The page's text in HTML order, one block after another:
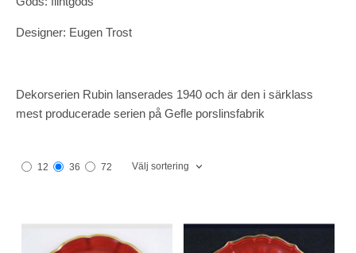
Designer: Eugen Trost
Dekorserien Rubin lanserades 1940 och är den i särklass
mest producerade serien på Gefle porslinsfabrik
12 36 72 Välj sortering